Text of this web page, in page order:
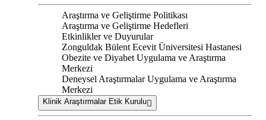
Araştırma ve Geliştirme Politikası
Araştırma ve Geliştirme Hedefleri
Etkinlikler ve Duyurular
Zonguldak Bülent Ecevit Üniversitesi Hastanesi
Obezite ve Diyabet Uygulama ve Araştırma
Merkezi
Deneysel Araştırmalar Uygulama ve Araştırma
Merkezi
Klinik Araştırmalar Etik Kurulu